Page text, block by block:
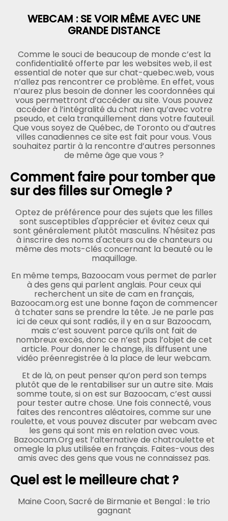
WEBCAM : SE VOIR MÊME AVEC UNE
GRANDE DISTANCE
Comme le souci de beaucoup de monde c’est la
confidentialité offerte par les websites web, il est
essential de noter que sur chat-quebec.web, vous
n’allez pas rencontrer ce problème. En effet, vous
n’aurez plus besoin de donner les coordonnées qui
vous permettront d’accéder au site. Vous pouvez
accéder à l’intégralité du chat rien qu’avec votre
pseudo, et cela tranquillement dans votre fauteuil.
Que vous soyez de Québec, de Toronto ou d’autres
villes canadiennes ce site est fait pour vous. Vous
souhaitez partir à la rencontre d’autres personnes
de même âge que vous ?
Comment faire pour tomber que
sur des filles sur Omegle ?
Optez de préférence pour des sujets que les filles
sont susceptibles d'apprécier et évitez ceux qui
sont généralement plutôt masculins. N'hésitez pas
à inscrire des noms d'acteurs ou de chanteurs ou
même des mots-clés concernant la beauté ou le
maquillage.
En même temps, Bazoocam vous permet de parler
à des gens qui parlent anglais. Pour ceux qui
recherchent un site de cam en français,
Bazoocam.org est une bonne façon de commencer
à tchater sans se prendre la tête. Je ne parle pas
ici de ceux qui sont radiés, il y en a sur Bazoocam,
mais c’est souvent parce qu’ils ont fait de
nombreux excès, donc ce n’est pas l’objet de cet
article. Pour donner le change, ils diffusent une
vidéo préenregistrée à la place de leur webcam.
Et de là, on peut penser qu’on perd son temps
plutôt que de le rentabiliser sur un autre site. Mais
somme toute, si on est sur Bazoocam, c’est aussi
pour tester autre chose. Une fois connecté, vous
faites des rencontres aléatoires, comme sur une
roulette, et vous pouvez discuter par webcam avec
les gens qui sont mis en relation avec vous.
Bazoocam.Org est l’alternative de chatroulette et
omegle la plus utilisée en français. Faites-vous des
amis avec des gens que vous ne connaissez pas.
Quel est le meilleure chat ?
Maine Coon, Sacré de Birmanie et Bengal : le trio
gagnant